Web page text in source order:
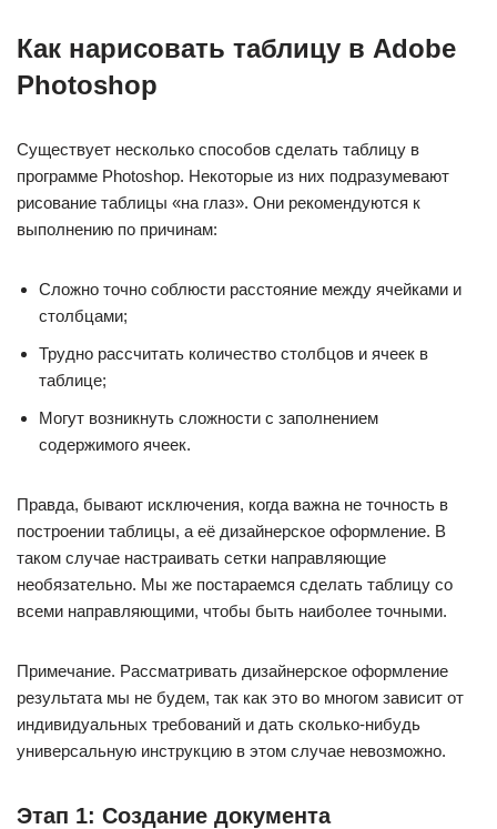
Как нарисовать таблицу в Adobe
Photoshop
Существует несколько способов сделать таблицу в
программе Photoshop. Некоторые из них подразумевают
рисование таблицы «на глаз». Они рекомендуются к
выполнению по причинам:
Сложно точно соблюсти расстояние между ячейками и
столбцами;
Трудно рассчитать количество столбцов и ячеек в
таблице;
Могут возникнуть сложности с заполнением
содержимого ячеек.
Правда, бывают исключения, когда важна не точность в
построении таблицы, а её дизайнерское оформление. В
таком случае настраивать сетки направляющие
необязательно. Мы же постараемся сделать таблицу со
всеми направляющими, чтобы быть наиболее точными.
Примечание. Рассматривать дизайнерское оформление
результата мы не будем, так как это во многом зависит от
индивидуальных требований и дать сколько-нибудь
универсальную инструкцию в этом случае невозможно.
Этап 1: Создание документа